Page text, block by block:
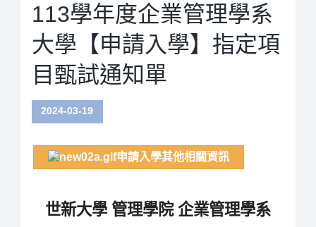
113學年度企業管理學系
大學【申請入學】指定項
目甄試通知單
2024-03-19
申請入學其他相關資訊
世新大學 管理學院 企業管理學系